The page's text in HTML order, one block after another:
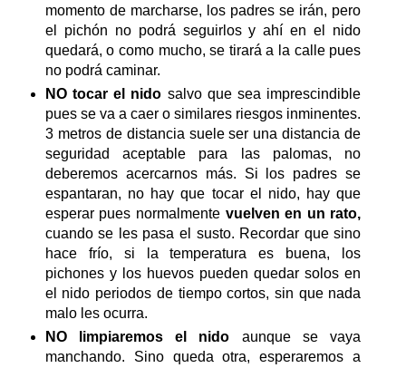
momento de marcharse, los padres se irán, pero
el pichón no podrá seguirlos y ahí en el nido
quedará, o como mucho, se tirará a la calle pues
no podrá caminar.
NO tocar el nido salvo que sea imprescindible
pues se va a caer o similares riesgos inminentes.
3 metros de distancia suele ser una distancia de
seguridad aceptable para las palomas, no
deberemos acercarnos más. Si los padres se
espantaran, no hay que tocar el nido, hay que
esperar pues normalmente vuelven en un rato,
cuando se les pasa el susto. Recordar que sino
hace frío, si la temperatura es buena, los
pichones y los huevos pueden quedar solos en
el nido periodos de tiempo cortos, sin que nada
malo les ocurra.
NO limpiaremos el nido aunque se vaya
manchando. Sino queda otra, esperaremos a